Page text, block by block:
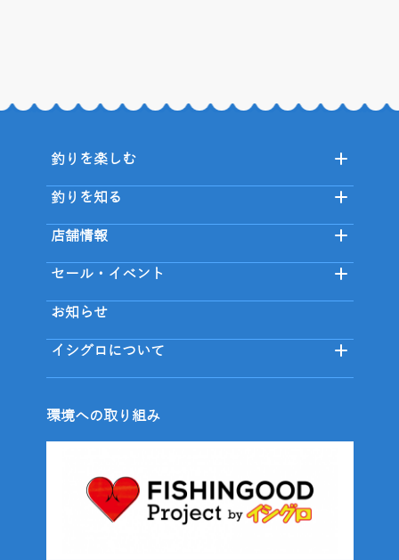
釣りを楽しむ
釣りを知る
店舗情報
セール・イベント
お知らせ
イシグロについて
環境への取り組み